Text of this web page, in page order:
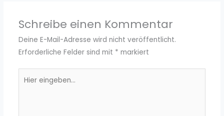
Schreibe einen Kommentar
Deine E-Mail-Adresse wird nicht veröffentlicht.
Erforderliche Felder sind mit * markiert
eingeben…